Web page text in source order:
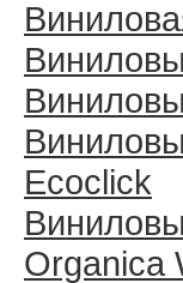
Ecoclick
Organica